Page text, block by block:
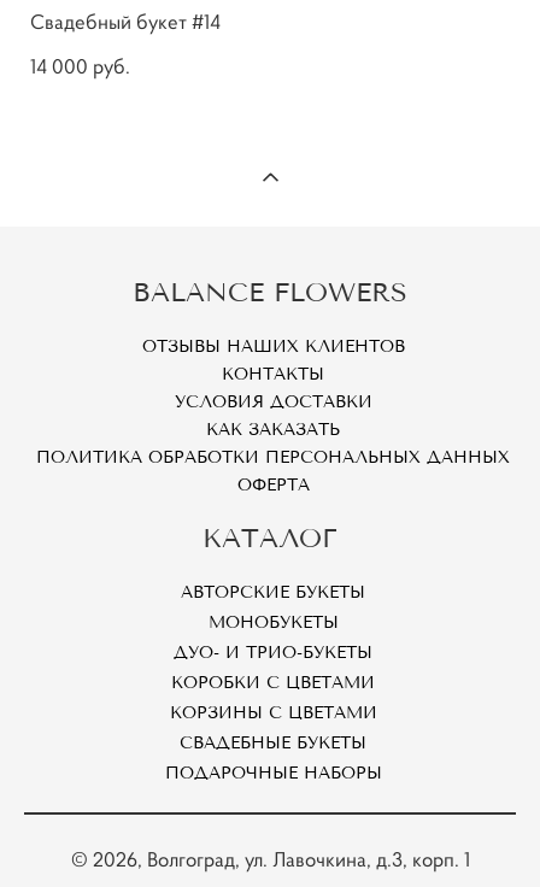
Свадебный букет #14
14 000 pуб.
BALANCE FLOWERS
ОТЗЫВЫ НАШИХ КЛИЕНТОВ
КОНТАКТЫ
УСЛОВИЯ ДОСТАВКИ
КАК ЗАКАЗАТЬ
ПОЛИТИКА ОБРАБОТКИ ПЕРСОНАЛЬНЫХ ДАННЫХ
ОФЕРТА
КАТАЛОГ
АВТОРСКИЕ БУКЕТЫ
МОНОБУКЕТЫ
ДУО- И ТРИО-БУКЕТЫ
КОРОБКИ С ЦВЕТАМИ
КОРЗИНЫ С ЦВЕТАМИ
СВАДЕБНЫЕ БУКЕТЫ
ПОДАРОЧНЫЕ НАБОРЫ
© 2026, Волгоград, ул. Лавочкина, д.3, корп. 1